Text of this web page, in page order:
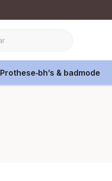
Prothese‑bh’s & badmode